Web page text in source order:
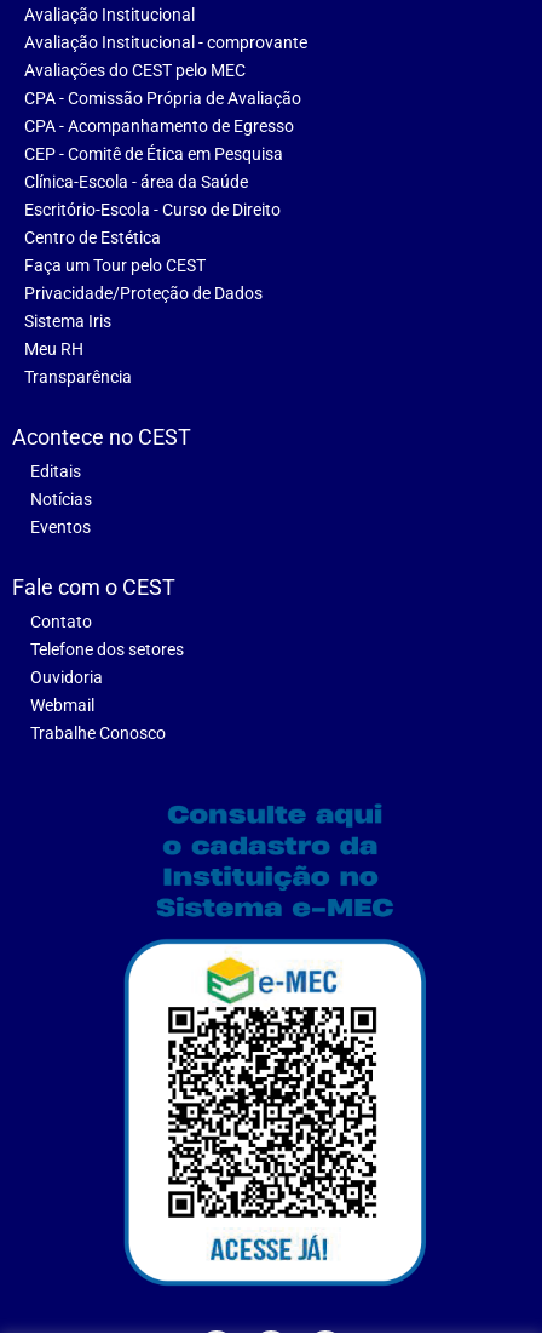
Avaliação Institucional
Avaliação Institucional - comprovante
Avaliações do CEST pelo MEC
CPA - Comissão Própria de Avaliação
CPA - Acompanhamento de Egresso
CEP - Comitê de Ética em Pesquisa
Clínica-Escola - área da Saúde
Escritório-Escola - Curso de Direito
Centro de Estética
Faça um Tour pelo CEST
Privacidade/Proteção de Dados
Sistema Iris
Meu RH
Transparência
Acontece no CEST
Editais
Notícias
Eventos
Fale com o CEST
Contato
Telefone dos setores
Ouvidoria
Webmail
Trabalhe Conosco